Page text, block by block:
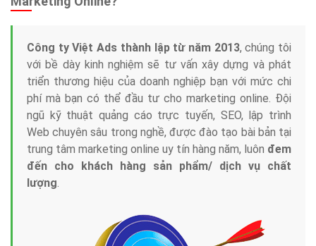
Công ty Việt Ads thành lập từ năm 2013, chúng tôi
với bề dày kinh nghiệm sẽ tư vấn xây dựng và phát
triển thương hiệu của doanh nghiệp bạn với mức chi
phí mà bạn có thể đầu tư cho marketing online. Đội
ngũ kỹ thuật quảng cáo trực tuyến, SEO, lập trình
Web chuyên sâu trong nghề, được đào tạo bài bản tại
trung tâm marketing online uy tín hàng năm, luôn đem
đến cho khách hàng sản phẩm/ dịch vụ chất
lượng.